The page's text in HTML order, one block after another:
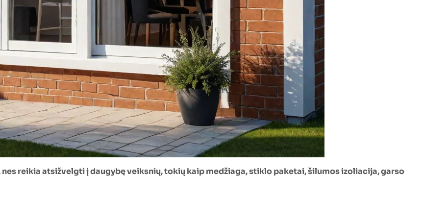
reikia atsižvelgti į daugybę veiksnių, tokių kaip medžiaga, stiklo paketai, šilumos izoliacija, garso